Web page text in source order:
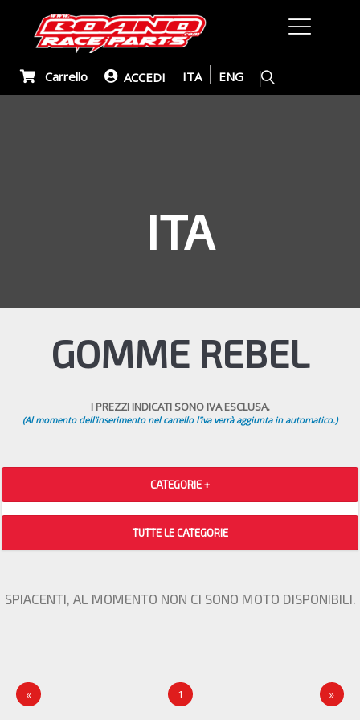
Carrello ACCEDI ITA ENG
ITA
GOMME REBEL
I PREZZI INDICATI SONO IVA ESCLUSA.
(Al momento dell'inserimento nel carrello l'iva verrà aggiunta in automatico.)
CATEGORIE +
TUTTE LE CATEGORIE
SPIACENTI, AL MOMENTO NON CI SONO MOTO DISPONIBILI.
« 1 »